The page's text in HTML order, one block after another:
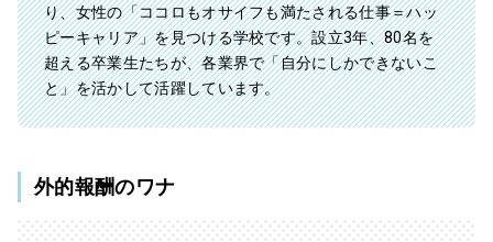
り、女性の「ココロもオサイフも満たされる仕事＝ハッ
ピーキャリア」を見つける学校です。設立3年、80名を
超える卒業生たちが、各業界で「自分にしかできないこ
と」を活かして活躍しています。
外的報酬のワナ